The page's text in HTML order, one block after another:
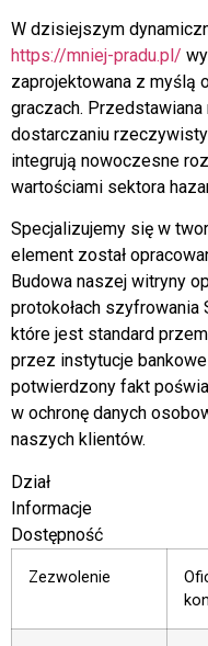
W dzisiejszym
https://mniej-pradu.pl/
zaprojektowana z myślą
graczach.
dostarczaniu
integrują nowoczesne
wartościami sektora
Specjalizujemy się w
element został
Budowa naszej witryny
protokołach
które jest standard
przez instytucje
potwierdzony fakt
w ochronę danych
naszych klientów.
Dział
Informacje
Dostępność
Zezwolenie